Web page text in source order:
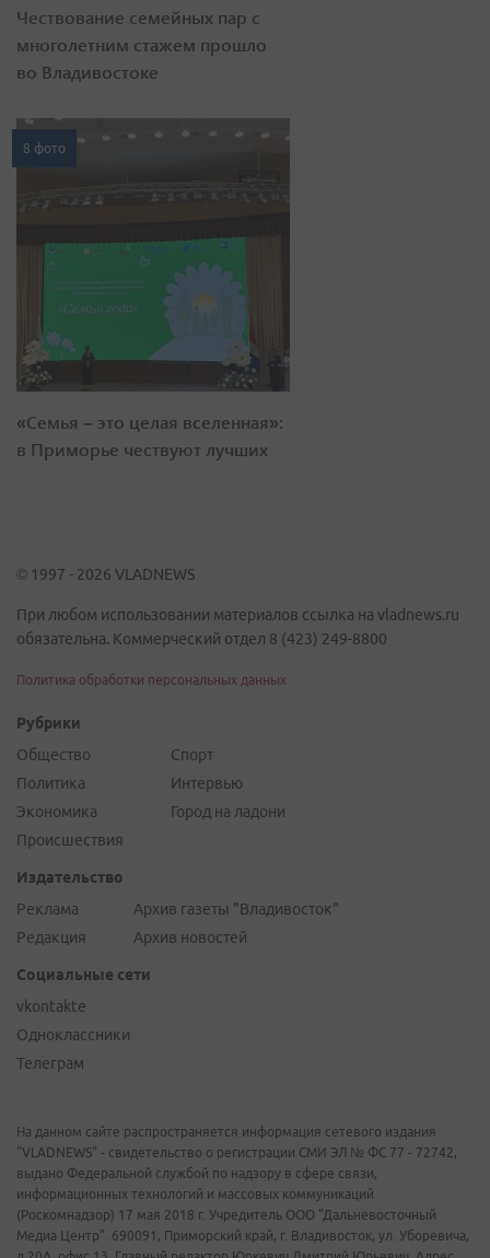
Чествование семейных пар с
многолетним стажем прошло
во Владивостоке
8 фото
«Семья – это целая вселенная»:
в Приморье чествуют лучших
© 1997 - 2026 VLADNEWS
При любом использовании материалов ссылка на vladnews.ru
обязательна. Коммерческий отдел 8 (423) 249-8800
Политика обработки персональных данных
Рубрики
Общество
Политика
Экономика
Происшествия
Спорт
Интервью
Город на ладони
Издательство
Реклама
Редакция
Архив газеты "Владивосток"
Архив новостей
Социальные сети
vkontakte
Одноклассники
Телеграм
На данном сайте распространяется информация сетевого издания
"VLADNEWS" - свидетельство о регистрации СМИ ЭЛ № ФС 77 - 72742,
выдано Федеральной службой по надзору в сфере связи,
информационных технологий и массовых коммуникаций
(Роскомнадзор) 17 мая 2018 г. Учредитель ООО "Дальневосточный
Медиа Центр". 690091, Приморский край, г. Владивосток, ул. Уборевича,